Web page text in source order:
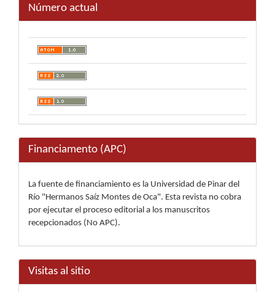
Número actual
Financiamento (APC)
La fuente de financiamiento es la Universidad de Pinar del
Río "Hermanos Saíz Montes de Oca". Esta revista no cobra
por ejecutar el proceso editorial a los manuscritos
recepcionados (No APC).
Visitas al sitio